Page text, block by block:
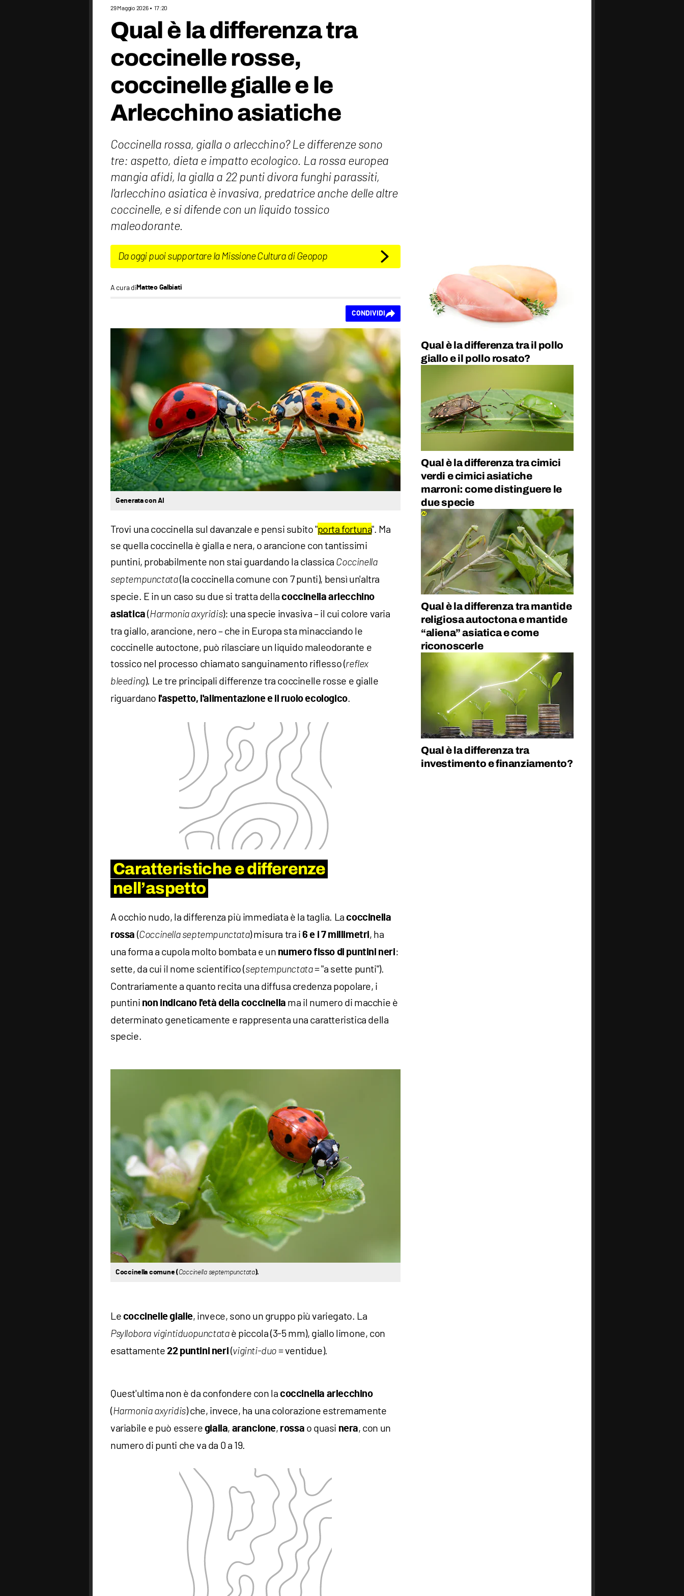
29 Maggio 2026 17:20
Qual è la differenza tra
coccinelle rosse,
coccinelle gialle e le
Arlecchino asiatiche
Coccinella rossa, gialla o arlecchino? Le differenze sono
tre: aspetto, dieta e impatto ecologico. La rossa europea
mangia afidi, la gialla a 22 punti divora funghi parassiti,
l'arlecchino asiatica è invasiva, predatrice anche delle altre
coccinelle, e si difende con un liquido tossico
maleodorante.
Da oggi puoi supportare la Missione Cultura di Geopop
A cura diMatteo Galbiati
CONDIVIDI
Generata con AI
Trovi una coccinella sul davanzale e pensi subito "porta fortuna". Ma
se quella coccinella è gialla e nera, o arancione con tantissimi
puntini, probabilmente non stai guardando la classica Coccinella
septempunctata(la coccinella comune con 7 punti), bensì un'altra
specie. E in un caso su due si tratta dellacoccinella arlecchino
asiatica (Harmonia axyridis): una specie invasiva – il cui colore varia
tra giallo, arancione, nero – che in Europa sta minacciando le
coccinelle autoctone, può rilasciare un liquido maleodorante e
tossico nel processo chiamato sanguinamento riflesso (reflex
bleeding). Le tre principali differenze tra coccinelle rosse e gialle
riguardano l'aspetto, l'alimentazione e il ruolo ecologico.
Caratteristiche e differenze
nell’aspetto
A occhio nudo, la differenza più immediata è la taglia. Lacoccinella
rossa (Coccinella septempunctata) misura tra i6 e i 7 millimetri, ha
una forma a cupola molto bombata e un numero fisso di puntini neri:
sette, da cui il nome scientifico (septempunctata= "a sette punti").
Contrariamente a quanto recita una diffusa credenza popolare, i
puntini non indicano l'età della coccinella ma il numero di macchie è
determinato geneticamente e rappresenta una caratteristica della
specie.
Coccinella comune ( Coccinella septempunctata).
Le coccinelle gialle, invece, sono un gruppo più variegato. La
Psyllobora vigintiduopunctataè piccola (3-5 mm), giallo limone, con
esattamente22 puntini neri (viginti-duo = ventidue).
Quest'ultima non è da confondere con la coccinella arlecchino
(Harmonia axyridis) che, invece, ha una colorazione estremamente
variabile e può essere gialla, arancione, rossa o quasi nera, con un
numero di punti che va da 0 a 19.
Qual è la differenza tra il pollo
giallo e il pollo rosato?
Qual è la differenza tra cimici
verdi e cimici asiatiche
marroni: come distinguere le
due specie
Qual è la differenza tra mantide
religiosa autoctona e mantide
“aliena” asiatica e come
riconoscerle
Qual è la differenza tra
investimento e finanziamento?